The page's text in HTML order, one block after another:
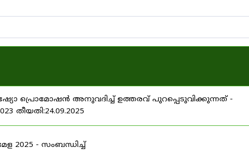
പ്രൊമോഷൻ അനുവദിച്ച് ഉത്തരവ് പുറപ്പെടുവിക്കുന്നത് -
തീയതി:24.09.2025
2025 - സംബന്ധിച്ച്